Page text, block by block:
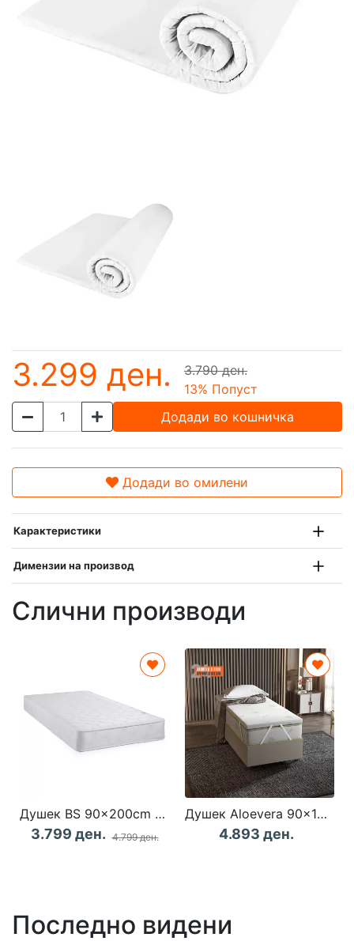
3.299 ден.
3.790 ден.
13% Попуст
Додади во кошничка
Додади во омилени
Карактеристики
Димензии на производ
Слични производи
Душек BS 90x200cm Classic Bonell
3.799 ден. 4.799 ден.
Душек Aloevera 90x190 White
4.893 ден.
Последно видени